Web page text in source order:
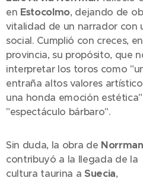
en Estocolmo, dejando de
vitalidad de un narrador con
social. Cumplió con creces,
provincia, su propósito, que
interpretar los toros como
entraña altos valores
una honda emoción
"espectáculo bárbaro".
Sin duda, la obra de Norrman
contribuyó a la llegada de la
cultura taurina a Suecia,